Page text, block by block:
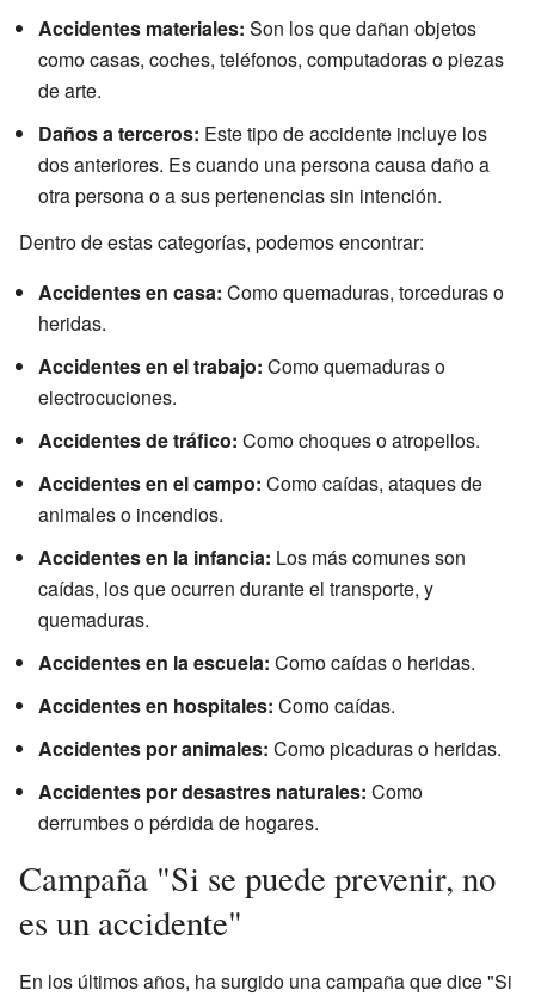
Accidentes materiales: Son los que dañan objetos
como casas, coches, teléfonos, computadoras o piezas
de arte.
Daños a terceros: Este tipo de accidente incluye los
dos anteriores. Es cuando una persona causa daño a
otra persona o a sus pertenencias sin intención.
Dentro de estas categorías, podemos encontrar:
Accidentes en casa: Como quemaduras, torceduras o
heridas.
Accidentes en el trabajo: Como quemaduras o
electrocuciones.
Accidentes de tráfico: Como choques o atropellos.
Accidentes en el campo: Como caídas, ataques de
animales o incendios.
Accidentes en la infancia: Los más comunes son
caídas, los que ocurren durante el transporte, y
quemaduras.
Accidentes en la escuela: Como caídas o heridas.
Accidentes en hospitales: Como caídas.
Accidentes por animales: Como picaduras o heridas.
Accidentes por desastres naturales: Como
derrumbes o pérdida de hogares.
Campaña "Si se puede prevenir, no
es un accidente"
En los últimos años, ha surgido una campaña que dice "Si